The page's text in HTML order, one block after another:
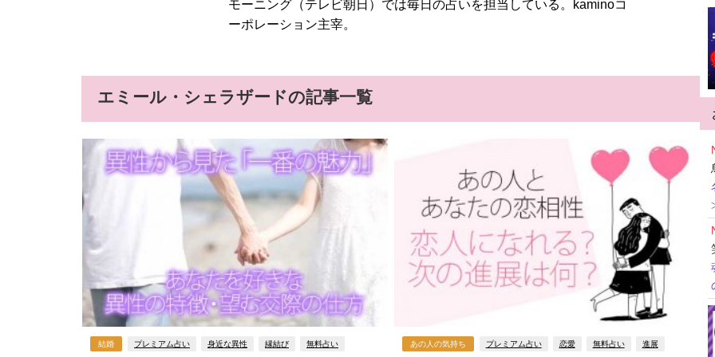
モーニング（テレビ朝日）では毎日の占いを担当している。kaminoコ
ーポレーション主宰。
エミール・シェラザードの記事一覧
結婚 プレミアム占い 身近な異性 縁結び 無料占い あの人の気持ち プレミアム占い 恋愛 無料占い 進展